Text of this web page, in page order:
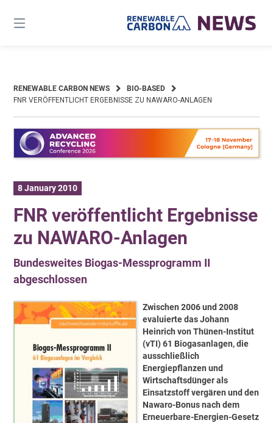
content
RENEWABLE CARBON NEWS
BIO-BASED
FNR VERÖFFENTLICHT ERGEBNISSE ZU NAWARO-ANLAGEN
8 January 2010
FNR veröffentlicht Ergebnisse
zu NAWARO-Anlagen
Bundesweites Biogas-Messprogramm II
abgeschlossen
Zwischen 2006 und 2008
evaluierte das Johann
Heinrich von Thünen-Institut
(vTI) 61 Biogasanlagen, die
ausschließlich
Energiepflanzen und
Wirtschaftsdünger als
Einsatzstoff vergären und den
Nawaro-Bonus nach dem
Erneuerbare-Energien-Gesetz